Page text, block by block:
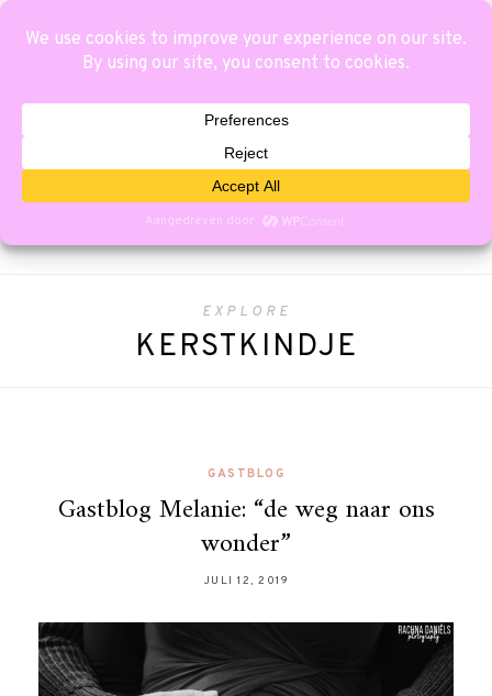
EXPLORE
KERSTKINDJE
GASTBLOG
Gastblog Melanie: “de weg naar ons
wonder”
JULI 12, 2019